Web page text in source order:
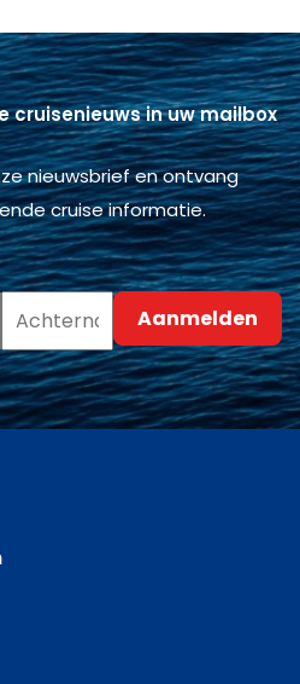
in uw mailbox
nieuwsbrief en ontvang
cruise informatie.